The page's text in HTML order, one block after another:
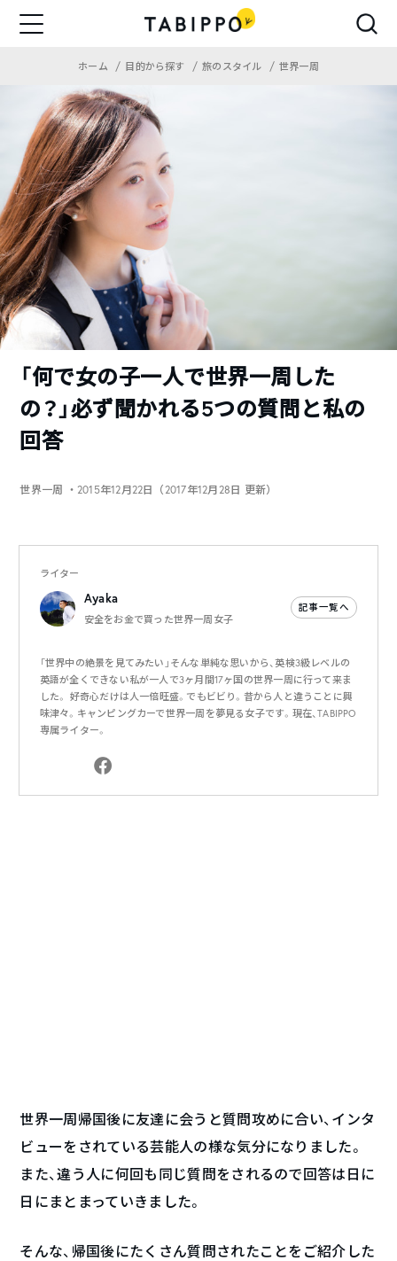
ホーム 目的から探す 旅のスタイル 世界一周
「何で女の子一人で世界一周した
の？」必ず聞かれる5つの質問と私の
回答
世界一周 ・2015年12月22日（2017年12月28日 更新）
ライター
Ayaka
安全をお金で買った世界一周女子
記事一覧へ
「世界中の絶景を見てみたい」そんな単純な思いから、英検3級レベルの
英語が全くできない私が一人で3ヶ月間17ヶ国の世界一周に行って来ま
した。 好奇心だけは人一倍旺盛。でもビビり。昔から人と違うことに興
味津々。キャンピングカーで世界一周を夢見る女子です。現在、TABIPPO
専属ライター。
世界一周帰国後に友達に会うと質問攻めに合い、インタ
ビューをされている芸能人の様な気分になりました。
また、違う人に何回も同じ質問をされるので回答は日に
日にまとまっていきました。
そんな、帰国後にたくさん質問されたことをご紹介した